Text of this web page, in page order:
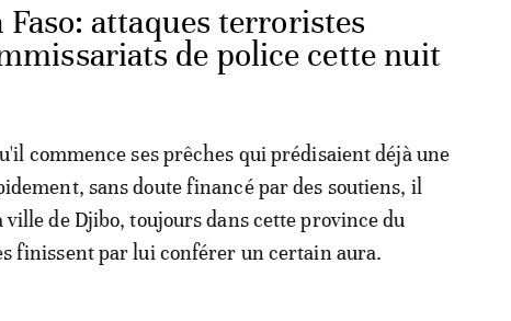
attaques terroristes
de police cette nuit
commence ses prêches qui prédisaient déjà une
sans doute financé par des soutiens, il
de Djibo, toujours dans cette province du
finissent par lui conférer un certain aura.